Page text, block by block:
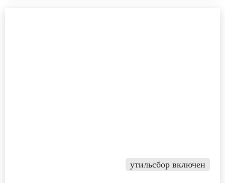
утильсбор включен